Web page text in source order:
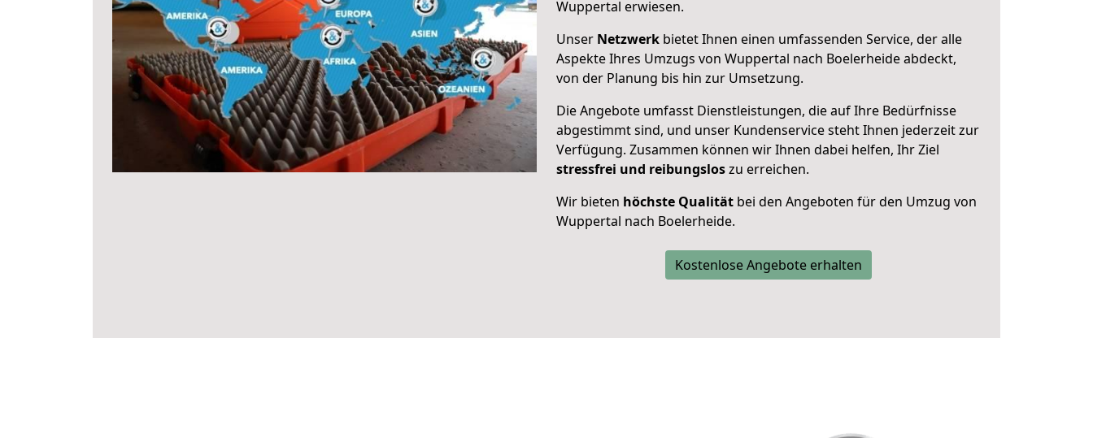
Wuppertal erwiesen.
Unser Netzwerk bietet Ihnen einen umfassenden Service, der alle
Aspekte Ihres Umzugs von Wuppertal nach Boelerheide abdeckt,
von der Planung bis hin zur Umsetzung.
Die Angebote umfasst Dienstleistungen, die auf Ihre Bedürfnisse
abgestimmt sind, und unser Kundenservice steht Ihnen jederzeit zur
Verfügung. Zusammen können wir Ihnen dabei helfen, Ihr Ziel
stressfrei und reibungsloszu erreichen.
Wir bieten höchste Qualität bei den Angeboten für den Umzug von
Wuppertal nach Boelerheide.
Kostenlose Angebote erhalten